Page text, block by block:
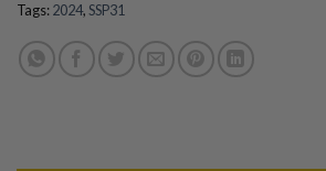
Tags:2024,SSP31